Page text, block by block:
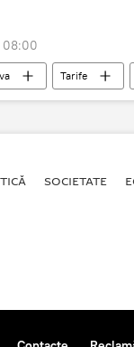
08:00
Tarife
SOCIETATE